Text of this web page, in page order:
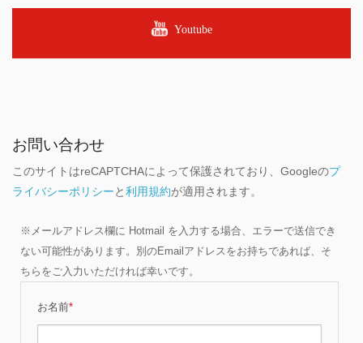
Youtube
お問い合わせ
このサイトはreCAPTCHAによって保護されており、Googleのプ
ライバシーポリシーと利用規約が適用されます。
※メールアドレス欄に Hotmail を入力する場合、エラーで送信でき
ない可能性があります。別のEmailアドレスをお持ちであれば、そ
ちらをご入力いただければ幸いです。
お名前*